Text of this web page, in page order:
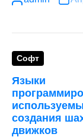
Софт
Языки
создания
движков